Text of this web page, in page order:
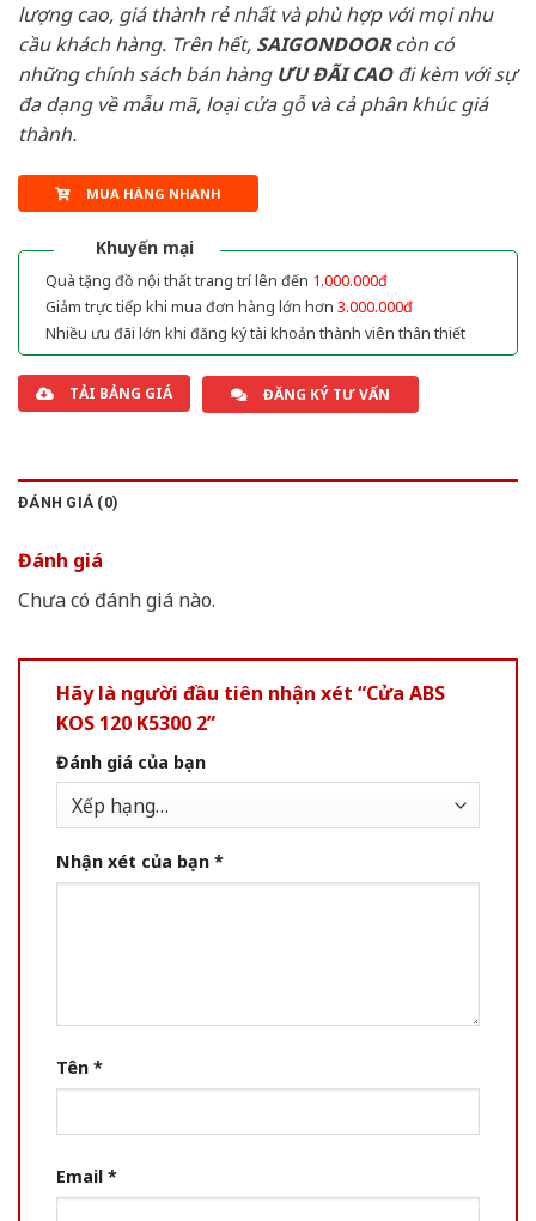
lượng cao, giá thành rẻ nhất và phù hợp với mọi nhu
cầu khách hàng. Trên hết, SAIGONDOORcòn có
những chính sách bán hàng ƯU ĐÃI CAOđi kèm với sự
đa dạng về mẫu mã, loại cửa gỗ và cả phân khúc giá
thành.
MUA HÀNG NHANH
Khuyến mại
Quà tặng đồ nội thất trang trí lên đến 1.000.000đ
Giảm trực tiếp khi mua đơn hàng lớn hơn 3.000.000đ
Nhiều ưu đãi lớn khi đăng ký tài khoản thành viên thân thiết
TẢI BẢNG GIÁ ĐĂNG KÝ TƯ VẤN
ĐÁNH GIÁ (0)
Đánh giá
Chưa có đánh giá nào.
Hãy là người đầu tiên nhận xét “Cửa ABS
KOS 120 K5300 2”
Đánh giá của bạn
Nhận xét của bạn *
Tên *
Email *